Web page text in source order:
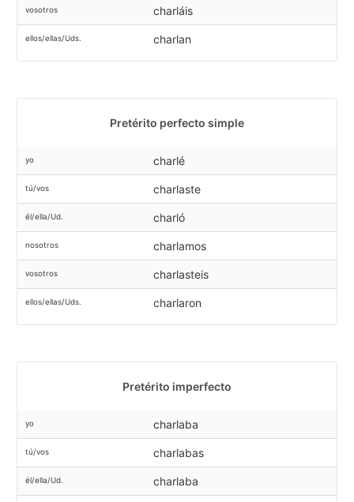
vosotros charláis
ellos/ellas/Uds. charlan
Pretérito perfecto simple
yo charlé
tú/vos charlaste
él/ella/Ud. charló
nosotros charlamos
vosotros charlasteis
ellos/ellas/Uds. charlaron
Pretérito imperfecto
yo charlaba
tú/vos charlabas
él/ella/Ud. charlaba